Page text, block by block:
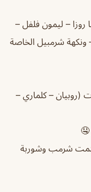
روزا – ليمون فلفل –
ونكهة شرمبيل الخاصة
(روبيان – كلماري –
🤤
شرمب وشوربة